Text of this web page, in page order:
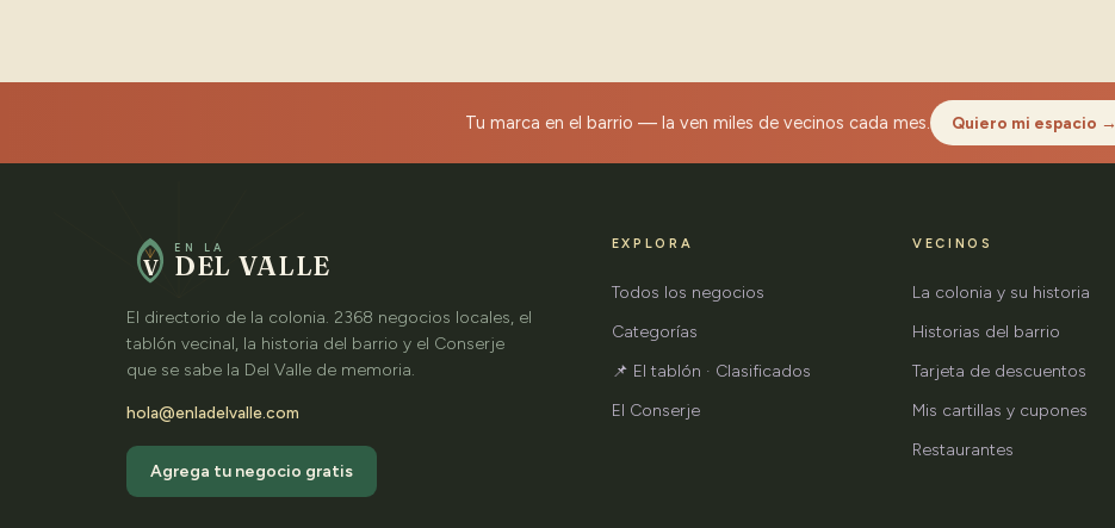
Tu marca en el barrio — la ven miles de vecinos cada mes. Quiero mi espacio →
V
EN LA
DEL VALLE
El directorio de la colonia. 2368 negocios locales, el
tablón vecinal, la historia del barrio y el Conserje
que se sabe la Del Valle de memoria.
hola@enladelvalle.com
Agrega tu negocio gratis
EXPLORA
Todos los negocios
Categorías
📌 El tablón · Clasificados
El Conserje
VECINOS
La colonia y su historia
Historias del barrio
Tarjeta de descuentos
Mis cartillas y cupones
Restaurantes